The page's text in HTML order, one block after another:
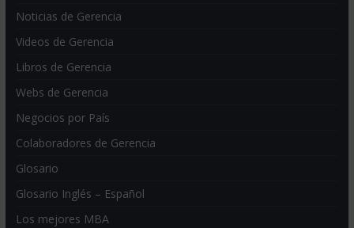
Noticias de Gerencia
Videos de Gerencia
Libros de Gerencia
Webs de Gerencia
Negocios por País
Colaboradores de Gerencia
Glosario
Glosario Inglés – Español
Los mejores MBA